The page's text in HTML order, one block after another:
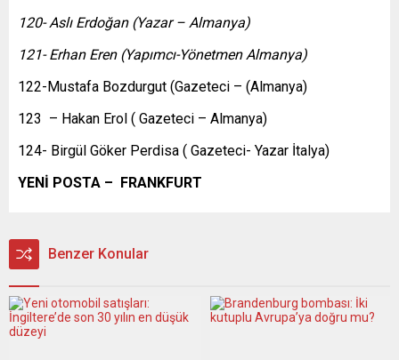
120- Aslı Erdoğan (Yazar – Almanya)
121- Erhan Eren (Yapımcı-Yönetmen Almanya)
122-Mustafa Bozdurgut (Gazeteci – (Almanya)
123 – Hakan Erol ( Gazeteci – Almanya)
124- Birgül Göker Perdisa ( Gazeteci- Yazar İtalya)
YENİ POSTA – FRANKFURT
Benzer Konular